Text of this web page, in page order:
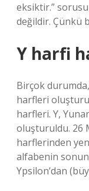
eksiktir.”
değildir. Çünkü
Y harfi
Birçok
harfleri
harfleri. Y,
oluşturuldu. 26
harflerinden
alfabenin
Ypsilon’dan